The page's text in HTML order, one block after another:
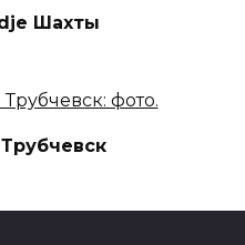
Шахты